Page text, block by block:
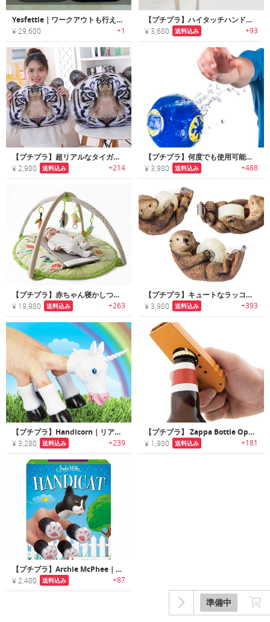
準備中
Yesfettle｜ワークアウトも行える体重計搭載リフレクソロジーベースマッサージマット「イエスフェトル」
¥ 29,600 +1
【プチプラ】ハイタッチハンド型フック
¥ 3,680 送料込み +93
【プチプラ】超リアルなタイガーピロークッション
¥ 2,980 送料込み +214
【プチプラ】何度でも使用可能なウォーターウェポン
¥ 3,980 送料込み +488
【プチプラ】赤ちゃん寝かしつけ用バイブレーションマット「トランキロマット」
¥ 19,980 送料込み +263
【プチプラ】キュートなラッコモチーフのテープディスペンサー
¥ 3,980 送料込み +393
【プチプラ】Handicorn｜リアルなユニコーンの指人形
¥ 3,280 送料込み +239
【プチプラ】 Zappa Bottle Opener｜キャップランチャーとしても遊べるボトルオープナー
¥ 1,980 送料込み +181
【プチプラ】Archie McPhee｜猫モチーフのフィンガーパペット
¥ 2,480 送料込み +87